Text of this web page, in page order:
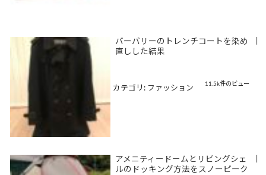
バーバリーのトレンチコートを染め
直しした結果
11.5k件のビュー
カテゴリ: ファッション
アメニティードームとリビングシェ
ルのドッキング方法をスノーピーク